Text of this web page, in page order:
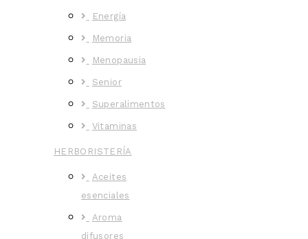
Energía
Memoria
Menopausia
Senior
Superalimentos
Vitaminas
HERBORISTERÍA
Aceites
esenciales
Aroma
difusores